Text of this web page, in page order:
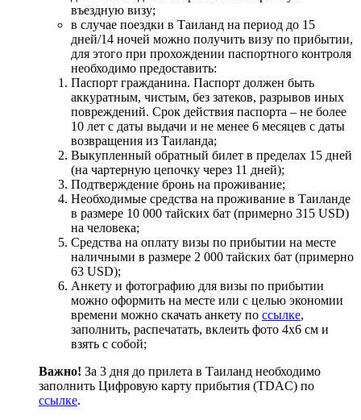
въездную визу;
в случае поездки в Таиланд на период до 15
дней/14 ночей можно получить визу по прибытии,
для этого при прохождении паспортного контроля
необходимо предоставить:
Паспорт гражданина. Паспорт должен быть
аккуратным, чистым, без затеков, разрывов иных
повреждений. Срок действия паспорта – не более
10 лет с даты выдачи и не менее 6 месяцев с даты
возвращения из Таиланда;
Выкупленный обратный билет в пределах 15 дней
(на чартерную цепочку через 11 дней);
Подтверждение бронь на проживание;
Необходимые средства на проживание в Таиланде
в размере 10 000 тайских бат (примерно 315 USD)
на человека;
Средства на оплату визы по прибытии на месте
наличными в размере 2 000 тайских бат (примерно
63 USD);
Анкету и фотографию для визы по прибытии
можно оформить на месте или с целью экономии
времени можно скачать анкету по ссылке,
заполнить, распечатать, вклеить фото 4х6 см и
взять с собой;
Важно! За 3 дня до прилета в Таиланд необходимо
заполнить Цифровую карту прибытия (TDAC) по
ссылке.